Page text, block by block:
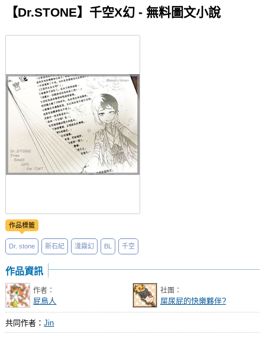
會員功能選單
登入
【Dr.STONE】千空X幻 - 無料圖文小說
作品標籤
Dr. stone 新石紀 淺霧幻 BL 千空
作品資訊
作者：
屁鳥人
社團：
屎尿屁的快樂夥伴?
共同作者：Jin